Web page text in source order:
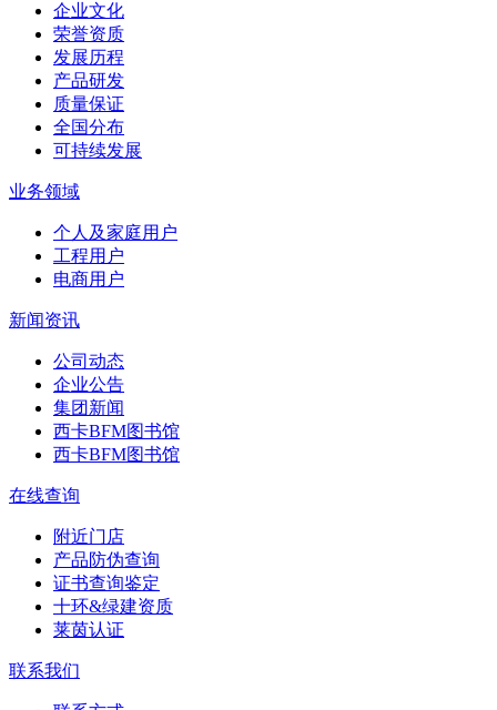
企业文化
荣誉资质
发展历程
产品研发
质量保证
全国分布
可持续发展
业务领域
个人及家庭用户
工程用户
电商用户
新闻资讯
公司动态
企业公告
集团新闻
西卡BFM图书馆
西卡BFM图书馆
在线查询
附近门店
产品防伪查询
证书查询鉴定
十环&绿建资质
莱茵认证
联系我们